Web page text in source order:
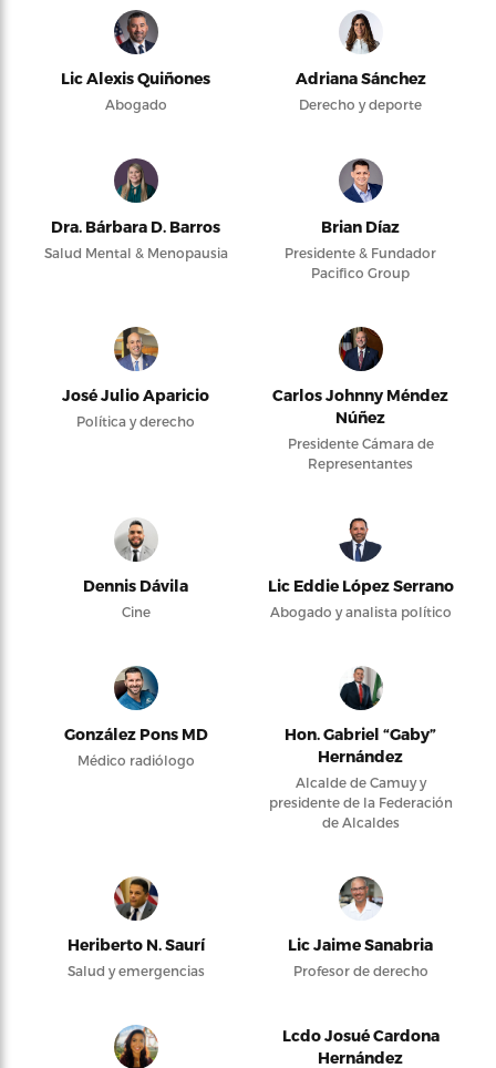
Lic Alexis Quiñones
Abogado
Adriana Sánchez
Derecho y deporte
Dra. Bárbara D. Barros
Salud Mental & Menopausia
Brian Díaz
Presidente & Fundador
Pacifico Group
José Julio Aparicio
Política y derecho
Carlos Johnny Méndez
Núñez
Presidente Cámara de
Representantes
Dennis Dávila
Cine
Lic Eddie López Serrano
Abogado y analista político
González Pons MD
Médico radiólogo
Hon. Gabriel “Gaby”
Hernández
Alcalde de Camuy y
presidente de la Federación
de Alcaldes
Heriberto N. Saurí
Salud y emergencias
Lic Jaime Sanabria
Profesor de derecho
Lcdo Josué Cardona
Hernández